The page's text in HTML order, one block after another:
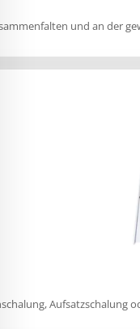
und an der
Aufsatzschalung